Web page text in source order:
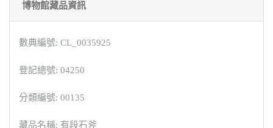
博物館藏品資訊
數典編號: CL_0035925
登記總號: 04250
分類編號: 00135
藏品名稱: 有段石斧